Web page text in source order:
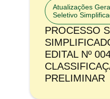
Atualizações
Seletivo
PROCESSO
EDITAL Nº
PRELIMINAR